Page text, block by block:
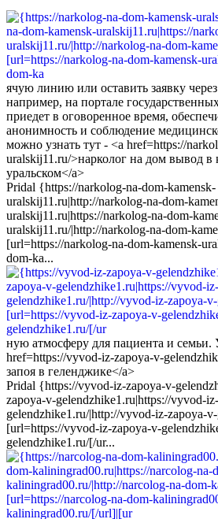
ячую линию или оставить заявку
например, на портале
приедет в оговоренное время,
анонимность и соблюдение
можно узнать тут - <a href=https://
uralskij11.ru/>нарколог на дом вывод в
уральском</a>
Pridal {https://narkolog-na-dom-kamensk-
uralskij11.ru|http://narkolog-na-dom-
uralskij11.ru|https://narkolog-na-dom-
uralskij11.ru/|http://narkolog-na-dom-
[url=https://narkolog-na-dom-kamensk-
dom-ka...
ную атмосферу для пациента и семьи.
href=https://vyvod-iz-zapoya-v-
запоя в геленджике</a>
Pridal {https://vyvod-iz-zapoya-v-
zapoya-v-gelendzhike1.ru|https://vyvod-
gelendzhike1.ru/|http://vyvod-iz-zapoya-
[url=https://vyvod-iz-zapoya-v-
gelendzhike1.ru/[/ur...